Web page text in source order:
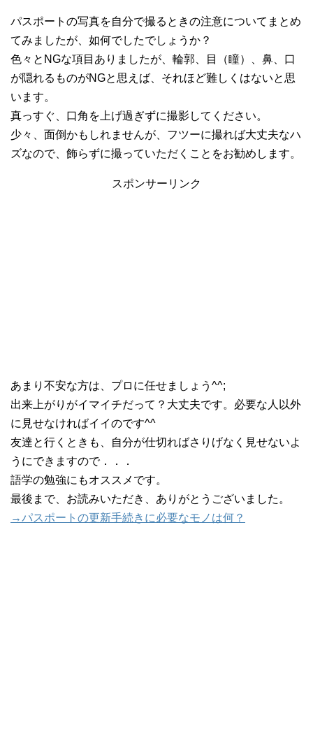
パスポートの写真を自分で撮るときの注意についてまとめ
てみましたが、如何でしたでしょうか？
色々とNGな項目ありましたが、輪郭、目（瞳）、鼻、口
が隠れるものがNGと思えば、それほど難しくはないと思
います。
真っすぐ、口角を上げ過ぎずに撮影してください。
少々、面倒かもしれませんが、フツーに撮れば大丈夫なハ
ズなので、飾らずに撮っていただくことをお勧めします。
スポンサーリンク
あまり不安な方は、プロに任せましょう^^;
出来上がりがイマイチだって？大丈夫です。必要な人以外
に見せなければイイのです^^
友達と行くときも、自分が仕切ればさりげなく見せないよ
うにできますので．．．
語学の勉強にもオススメです。
最後まで、お読みいただき、ありがとうございました。
→パスポートの更新手続きに必要なモノは何？